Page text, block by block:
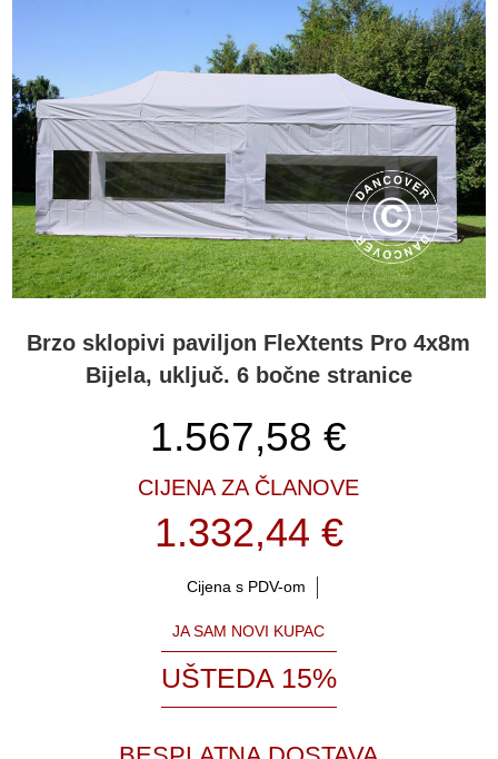
Brzo sklopivi paviljon FleXtents Pro 4x8m
Bijela, uključ. 6 bočne stranice
1.567,58 €
CIJENA ZA ČLANOVE
1.332,44 €
Cijena s PDV-om
JA SAM NOVI KUPAC
UŠTEDA 15%